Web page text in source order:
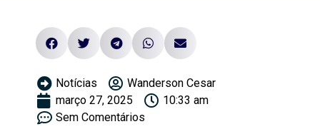
Notícias
Wanderson Cesar
março 27, 2025
10:33 am
Sem Comentários